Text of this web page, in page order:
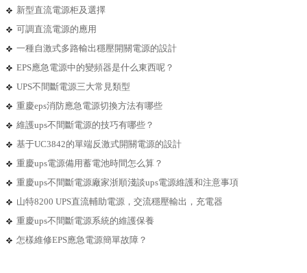
新型直流電源柜及選擇
可調直流電源的應用
一種自激式多路輸出穩壓開關電源的設計
EPS應急電源中的變頻器是什么東西呢？
UPS不間斷電源三大常見類型
重慶eps消防應急電源切換方法有哪些
維護ups不間斷電源的技巧有哪些？
基于UC3842的單端反激式開關電源的設計
重慶ups電源備用蓄電池時間怎么算？
重慶ups不間斷電源廠家浙順淺談ups電源維護和注意事項
山特8200 UPS直流輔助電源，交流穩壓輸出，充電器
重慶ups不間斷電源系統的維護保養
怎樣維修EPS應急電源簡單故障？